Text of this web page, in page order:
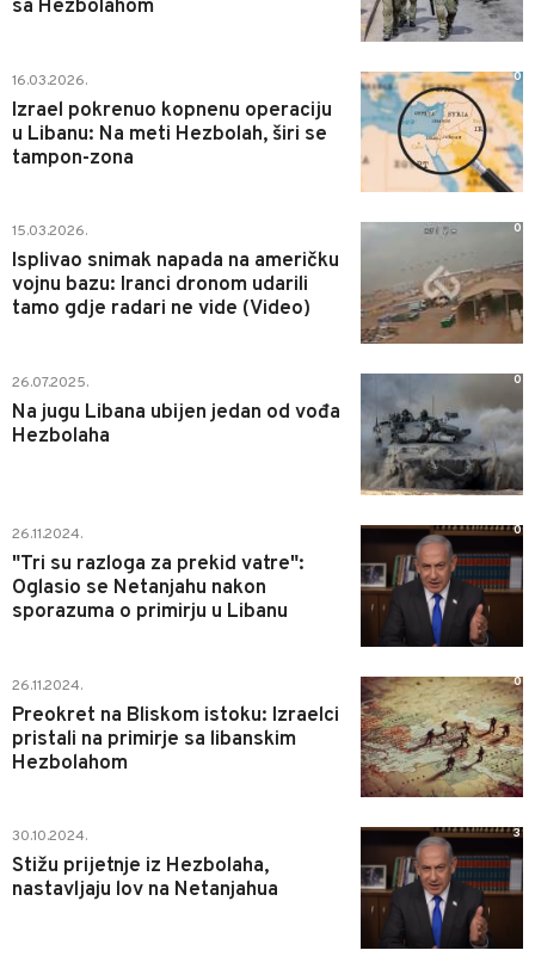
sa Hezbolahom
16.03.2026.
Izrael pokrenuo kopnenu operaciju
u Libanu: Na meti Hezbolah, širi se
tampon-zona
0
15.03.2026.
Isplivao snimak napada na američku
vojnu bazu: Iranci dronom udarili
tamo gdje radari ne vide (Video)
0
26.07.2025.
Na jugu Libana ubijen jedan od vođa
Hezbolaha
0
26.11.2024.
"Tri su razloga za prekid vatre":
Oglasio se Netanjahu nakon
sporazuma o primirju u Libanu
0
26.11.2024.
Preokret na Bliskom istoku: Izraelci
pristali na primirje sa libanskim
Hezbolahom
0
30.10.2024.
Stižu prijetnje iz Hezbolaha,
nastavljaju lov na Netanjahua
3